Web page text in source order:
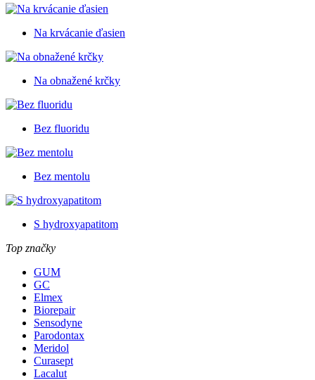
Na krvácanie ďasien
Na obnažené krčky
Bez fluoridu
Bez mentolu
S hydroxyapatitom
Top značky
GUM
GC
Elmex
Biorepair
Sensodyne
Parodontax
Meridol
Curasept
Lacalut